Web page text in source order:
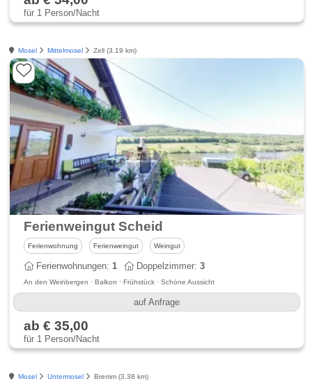
für 1 Person/Nacht
Mosel Mittelmosel Zell (3.19 km)
Ferienweingut Scheid
Ferienwohnung Ferienweingut Weingut
Ferienwohnungen:1 Doppelzimmer:3
An den Weinbergen · Balkon · Frühstück · Schöne Aussicht
auf Anfrage
ab € 35,00
für 1 Person/Nacht
Mosel Untermosel Bremm (3.38 km)